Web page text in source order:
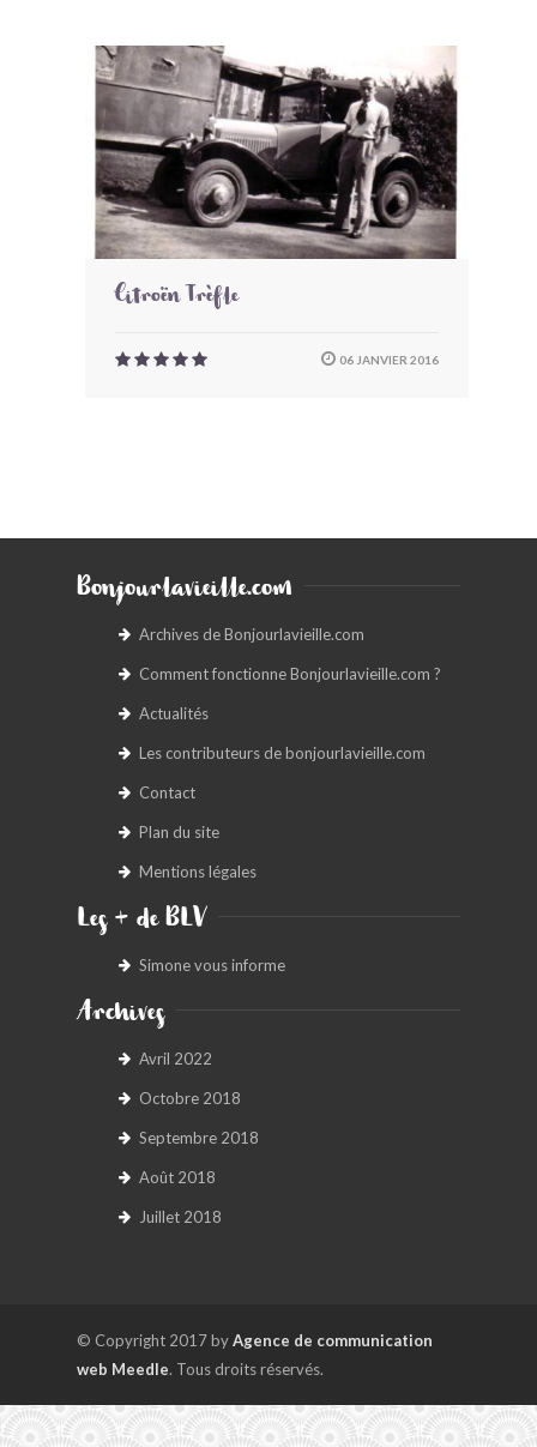
Citroën Trèfle
06 JANVIER 2016
Bonjourlavieille.com
Archives de Bonjourlavieille.com
Comment fonctionne Bonjourlavieille.com ?
Actualités
Les contributeurs de bonjourlavieille.com
Contact
Plan du site
Mentions légales
Les + de BLV
Simone vous informe
Archives
Avril 2022
Octobre 2018
Septembre 2018
Août 2018
Juillet 2018
© Copyright 2017 byAgence de communication
web Meedle. Tous droits réservés.